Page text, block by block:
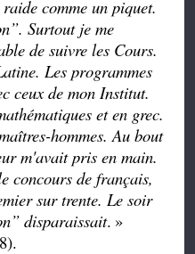
comme un piquet.
Surtout je me
de suivre les Cours.
Les programmes
ceux de mon Institut.
et en grec.
hommes. Au bout
m'avait pris en main.
concours de français,
sur trente. Le soir
” disparaissait. »